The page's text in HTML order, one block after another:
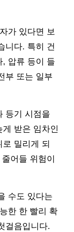
가 있다면 보
니다. 특히 건
, 압류 등이 들
부 또는 일부
등기 시점을
받은 임차인
밀리게 되
어들 위험이
수도 있다는
한 한 빨리 확
걸음입니다.